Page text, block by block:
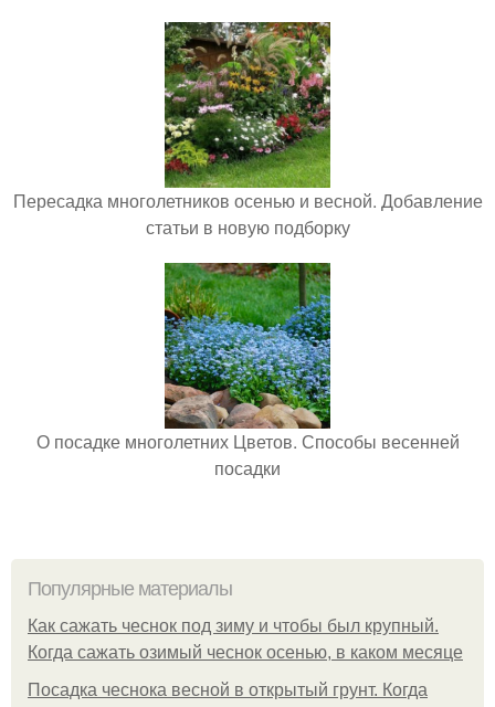
Пересадка многолетников осенью и весной. Добавление
статьи в новую подборку
О посадке многолетних Цветов. Способы весенней
посадки
Популярные материалы
Как сажать чеснок под зиму и чтобы был крупный.
Когда сажать озимый чеснок осенью, в каком месяце
Посадка чеснока весной в открытый грунт. Когда